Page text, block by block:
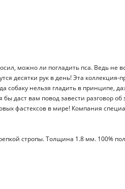
можно ли погладить пса. Ведь не
десятки рук в день! Эта
собаку нельзя гладить в
даст вам повод завести разговор
фастексов в мире! Компания
стропы. Толщина 1.8 мм. 100%